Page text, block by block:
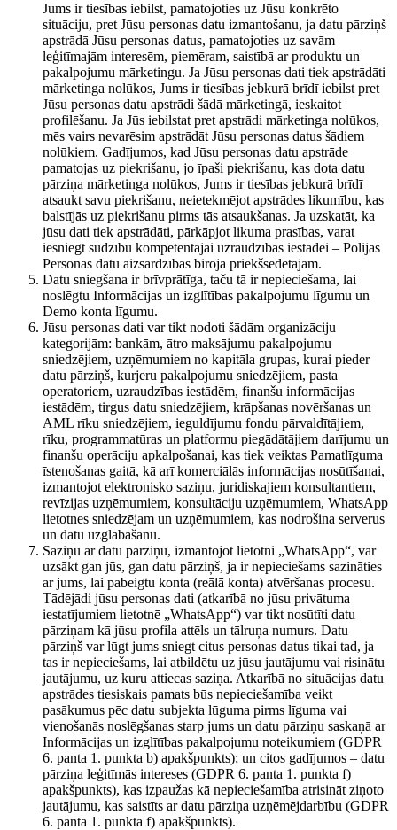
Jums ir tiesības iebilst, pamatojoties uz Jūsu konkrēto
situāciju, pret Jūsu personas datu izmantošanu, ja datu pārziņš
apstrādā Jūsu personas datus, pamatojoties uz savām
leģitīmajām interesēm, piemēram, saistībā ar produktu un
pakalpojumu mārketingu. Ja Jūsu personas dati tiek apstrādāti
mārketinga nolūkos, Jums ir tiesības jebkurā brīdī iebilst pret
Jūsu personas datu apstrādi šādā mārketingā, ieskaitot
profilēšanu. Ja Jūs iebilstat pret apstrādi mārketinga nolūkos,
mēs vairs nevarēsim apstrādāt Jūsu personas datus šādiem
nolūkiem. Gadījumos, kad Jūsu personas datu apstrāde
pamatojas uz piekrišanu, jo īpaši piekrišanu, kas dota datu
pārziņa mārketinga nolūkos, Jums ir tiesības jebkurā brīdī
atsaukt savu piekrišanu, neietekmējot apstrādes likumību, kas
balstījās uz piekrišanu pirms tās atsaukšanas. Ja uzskatāt, ka
jūsu dati tiek apstrādāti, pārkāpjot likuma prasības, varat
iesniegt sūdzību kompetentajai uzraudzības iestādei – Polijas
Personas datu aizsardzības biroja priekšsēdētājam.
Datu sniegšana ir brīvprātīga, taču tā ir nepieciešama, lai
noslēgtu Informācijas un izglītības pakalpojumu līgumu un
Demo konta līgumu.
Jūsu personas dati var tikt nodoti šādām organizāciju
kategorijām: bankām, ātro maksājumu pakalpojumu
sniedzējiem, uzņēmumiem no kapitāla grupas, kurai pieder
datu pārziņš, kurjeru pakalpojumu sniedzējiem, pasta
operatoriem, uzraudzības iestādēm, finanšu informācijas
iestādēm, tirgus datu sniedzējiem, krāpšanas novēršanas un
AML rīku sniedzējiem, ieguldījumu fondu pārvaldītājiem,
rīku, programmatūras un platformu piegādātājiem darījumu un
finanšu operāciju apkalpošanai, kas tiek veiktas Pamatlīguma
īstenošanas gaitā, kā arī komerciālās informācijas nosūtīšanai,
izmantojot elektronisko saziņu, juridiskajiem konsultantiem,
revīzijas uzņēmumiem, konsultāciju uzņēmumiem, WhatsApp
lietotnes sniedzējam un uzņēmumiem, kas nodrošina serverus
un datu uzglabāšanu.
Saziņu ar datu pārziņu, izmantojot lietotni „WhatsApp“, var
uzsākt gan jūs, gan datu pārziņš, ja ir nepieciešams sazināties
ar jums, lai pabeigtu konta (reālā konta) atvēršanas procesu.
Tādējādi jūsu personas dati (atkarībā no jūsu privātuma
iestatījumiem lietotnē „WhatsApp“) var tikt nosūtīti datu
pārziņam kā jūsu profila attēls un tālruņa numurs. Datu
pārziņš var lūgt jums sniegt citus personas datus tikai tad, ja
tas ir nepieciešams, lai atbildētu uz jūsu jautājumu vai risinātu
jautājumu, uz kuru attiecas saziņa. Atkarībā no situācijas datu
apstrādes tiesiskais pamats būs nepieciešamība veikt
pasākumus pēc datu subjekta lūguma pirms līguma vai
vienošanās noslēgšanas starp jums un datu pārziņu saskaņā ar
Informācijas un izglītības pakalpojumu noteikumiem (GDPR
6. panta 1. punkta b) apakšpunkts); un citos gadījumos – datu
pārziņa leģitīmās intereses (GDPR 6. panta 1. punkta f)
apakšpunkts), kas izpaužas kā nepieciešamība atrisināt ziņoto
jautājumu, kas saistīts ar datu pārziņa uzņēmējdarbību (GDPR
6. panta 1. punkta f) apakšpunkts).